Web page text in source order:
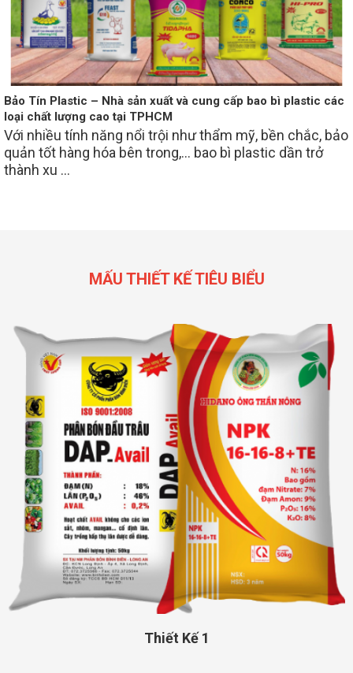
Bảo Tín Plastic – Nhà sản xuất và cung cấp bao bì plastic các
loại chất lượng cao tại TPHCM
Với nhiều tính năng nổi trội như thẩm mỹ, bền chắc, bảo
quản tốt hàng hóa bên trong,... bao bì plastic dần trở
thành xu ...
MẤU THIẾT KẾ TIÊU BIỂU
Thiết Kế 1